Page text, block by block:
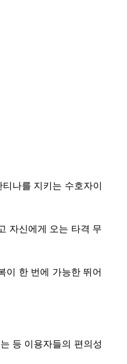
나를 지키는 수호자이
자신에게 오는 타격 무
이 한 번에 가능한 뛰어
등 이용자들의 편의성